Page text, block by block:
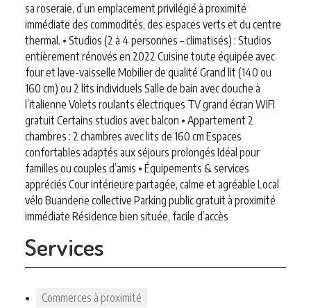
sa roseraie, d’un emplacement privilégié à proximité
immédiate des commodités, des espaces verts et du centre
thermal. • Studios (2 à 4 personnes – climatisés) : Studios
entièrement rénovés en 2022 Cuisine toute équipée avec
four et lave-vaisselle Mobilier de qualité Grand lit (140 ou
160 cm) ou 2 lits individuels Salle de bain avec douche à
l’italienne Volets roulants électriques TV grand écran WIFI
gratuit Certains studios avec balcon • Appartement 2
chambres : 2 chambres avec lits de 160 cm Espaces
confortables adaptés aux séjours prolongés Idéal pour
familles ou couples d’amis • Équipements & services
appréciés Cour intérieure partagée, calme et agréable Local
vélo Buanderie collective Parking public gratuit à proximité
immédiate Résidence bien située, facile d’accès
Services
Commerces à proximité